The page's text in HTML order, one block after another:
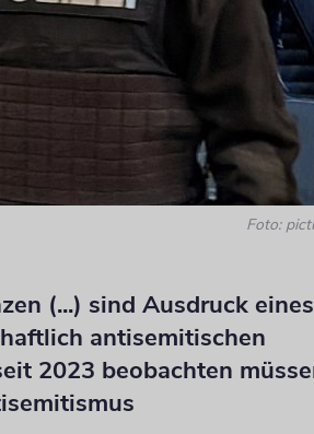
Foto:
(...) sind Ausdruck eines
antisemitischen
2023 beobachten